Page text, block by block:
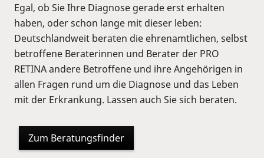
Egal, ob Sie Ihre Diagnose gerade erst erhalten
haben, oder schon lange mit dieser leben:
Deutschlandweit beraten die ehrenamtlichen, selbst
betroffene Beraterinnen und Berater der PRO
RETINA andere Betroffene und ihre Angehörigen in
allen Fragen rund um die Diagnose und das Leben
mit der Erkrankung. Lassen auch Sie sich beraten.
Zum Beratungsfinder